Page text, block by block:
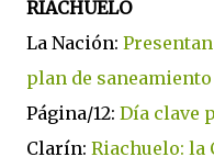
RIACHUELO
La Nación:
plan de
Página/12: Día clave
Clarín: Riachuelo: la